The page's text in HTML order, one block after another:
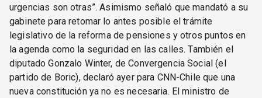
urgencias son otras”. Asimismo señaló que mandató a su
gabinete para retomar lo antes posible el trámite
legislativo de la reforma de pensiones y otros puntos en
la agenda como la seguridad en las calles. También el
diputado Gonzalo Winter, de Convergencia Social (el
partido de Boric), declaró ayer para CNN-Chile que una
nueva constitución ya no es necesaria. El ministro de